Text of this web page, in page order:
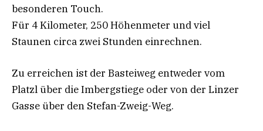
besonderen Touch.
Für 4 Kilometer, 250 Höhenmeter und viel
Staunen circa zwei Stunden einrechnen.
Zu erreichen ist der Basteiweg entweder vom
Platzl über die Imbergstiege oder von der Linzer
Gasse über den Stefan-Zweig-Weg.